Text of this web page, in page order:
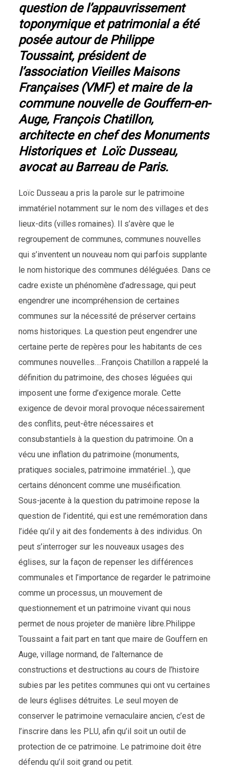
question de l’appauvrissement
toponymique et patrimonial a été
posée autour de Philippe
Toussaint, président de
l’association Vieilles Maisons
Françaises (VMF) et maire de la
commune nouvelle de Gouffern-en-
Auge, François Chatillon,
architecte en chef des Monuments
Historiques et Loïc Dusseau,
avocat au Barreau de Paris.
Loïc Dusseau a pris la parole sur le patrimoine
immatériel notamment sur le nom des villages et des
lieux-dits (villes romaines). Il s’avère que le
regroupement de communes, communes nouvelles
qui s’inventent un nouveau nom qui parfois supplante
le nom historique des communes déléguées. Dans ce
cadre existe un phénomène d’adressage, qui peut
engendrer une incompréhension de certaines
communes sur la nécessité de préserver certains
noms historiques. La question peut engendrer une
certaine perte de repères pour les habitants de ces
communes nouvelles….François Chatillon a rappelé la
définition du patrimoine, des choses léguées qui
imposent une forme d’exigence morale. Cette
exigence de devoir moral provoque nécessairement
des conflits, peut-être nécessaires et
consubstantiels à la question du patrimoine. On a
vécu une inflation du patrimoine (monuments,
pratiques sociales, patrimoine immatériel…), que
certains dénoncent comme une muséification.
Sous-jacente à la question du patrimoine repose la
question de l’identité, qui est une remémoration dans
l’idée qu’il y ait des fondements à des individus. On
peut s’interroger sur les nouveaux usages des
églises, sur la façon de repenser les différences
communales et l’importance de regarder le patrimoine
comme un processus, un mouvement de
questionnement et un patrimoine vivant qui nous
permet de nous projeter de manière libre.Philippe
Toussaint a fait part en tant que maire de Gouffern en
Auge, village normand, de l’alternance de
constructions et destructions au cours de l’histoire
subies par les petites communes qui ont vu certaines
de leurs églises détruites. Le seul moyen de
conserver le patrimoine vernaculaire ancien, c’est de
l’inscrire dans les PLU, afin qu’il soit un outil de
protection de ce patrimoine. Le patrimoine doit être
défendu qu’il soit grand ou petit.